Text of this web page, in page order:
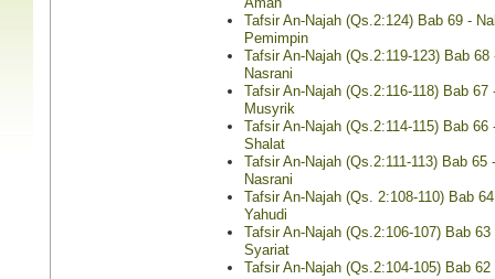
Tafsir An-Najah (Qs.2:124) Bab 69 -
Pemimpin
Tafsir An-Najah (Qs.2:119-123) Bab
Nasrani
Tafsir An-Najah (Qs.2:116-118) Bab
Musyrik
Tafsir An-Najah (Qs.2:114-115) Bab 66
Shalat
Tafsir An-Najah (Qs.2:111-113) Bab 65
Nasrani
Tafsir An-Najah (Qs. 2:108-110) Bab
Yahudi
Tafsir An-Najah (Qs.2:106-107) Bab
Syariat
Tafsir An-Najah (Qs.2:104-105) Bab
Tanya Jawab Aktual
Tentang Shalat
Lihat isinya